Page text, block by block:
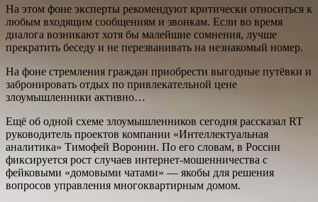
На этом фоне эксперты рекомендуют критически относиться к
любым входящим сообщениям и звонкам. Если во время
диалога возникают хотя бы малейшие сомнения, лучше
прекратить беседу и не перезванивать на незнакомый номер.
На фоне стремления граждан приобрести выгодные путёвки и
забронировать отдых по привлекательной цене
злоумышленники активно…
Ещё об одной схеме злоумышленников сегодня рассказал RT
руководитель проектов компании «Интеллектуальная
аналитика» Тимофей Воронин. По его словам, в России
фиксируется рост случаев интернет-мошенничества с
фейковыми «домовыми чатами» — якобы для решения
вопросов управления многоквартирным домом.